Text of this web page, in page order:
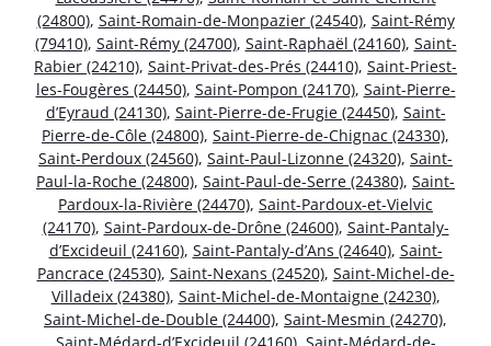
(24800), Saint-Romain-de-Monpazier (24540), Saint-Rémy
(79410), Saint-Rémy (24700), Saint-Raphaël (24160), Saint-
Rabier (24210), Saint-Privat-des-Prés (24410), Saint-Priest-
les-Fougères (24450), Saint-Pompon (24170), Saint-Pierre-
d’Eyraud (24130), Saint-Pierre-de-Frugie (24450), Saint-
Pierre-de-Côle (24800), Saint-Pierre-de-Chignac (24330),
Saint-Perdoux (24560), Saint-Paul-Lizonne (24320), Saint-
Paul-la-Roche (24800), Saint-Paul-de-Serre (24380), Saint-
Pardoux-la-Rivière (24470), Saint-Pardoux-et-Vielvic
(24170), Saint-Pardoux-de-Drône (24600), Saint-Pantaly-
d’Excideuil (24160), Saint-Pantaly-d’Ans (24640), Saint-
Pancrace (24530), Saint-Nexans (24520), Saint-Michel-de-
Villadeix (24380), Saint-Michel-de-Montaigne (24230),
Saint-Michel-de-Double (24400), Saint-Mesmin (24270),